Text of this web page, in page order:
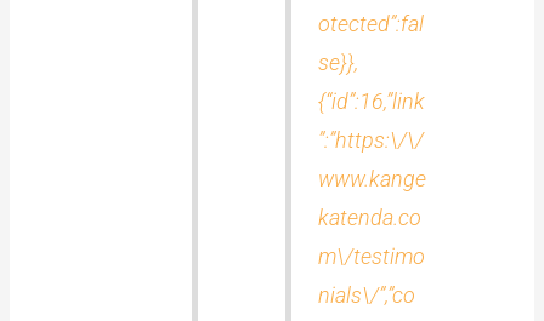
otected”:fal
se}},
{“id”:16,”link
”:”https:\/\/
www.kange
katenda.co
m\/testimo
nials\/”,”co